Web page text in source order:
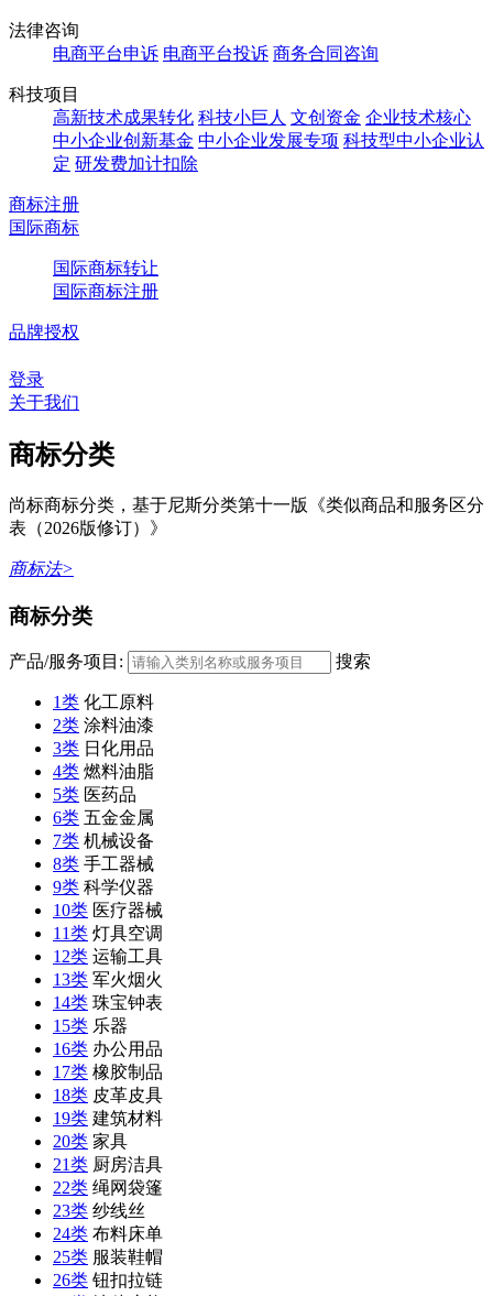
法律咨询
电商平台申诉 电商平台投诉 商务合同咨询
科技项目
高新技术成果转化 科技小巨人 文创资金 企业技术核心
中小企业创新基金 中小企业发展专项 科技型中小企业认
定 研发费加计扣除
商标注册
国际商标
国际商标转让
国际商标注册
品牌授权
登录
关于我们
商标分类
尚标商标分类，基于尼斯分类第十一版《类似商品和服务区分
表（2026版修订）》
商标法>
商标分类
产品/服务项目: 搜索
1类 化工原料
2类 涂料油漆
3类 日化用品
4类 燃料油脂
5类 医药品
6类 五金金属
7类 机械设备
8类 手工器械
9类 科学仪器
10类 医疗器械
11类 灯具空调
12类 运输工具
13类 军火烟火
14类 珠宝钟表
15类 乐器
16类 办公用品
17类 橡胶制品
18类 皮革皮具
19类 建筑材料
20类 家具
21类 厨房洁具
22类 绳网袋篷
23类 纱线丝
24类 布料床单
25类 服装鞋帽
26类 钮扣拉链